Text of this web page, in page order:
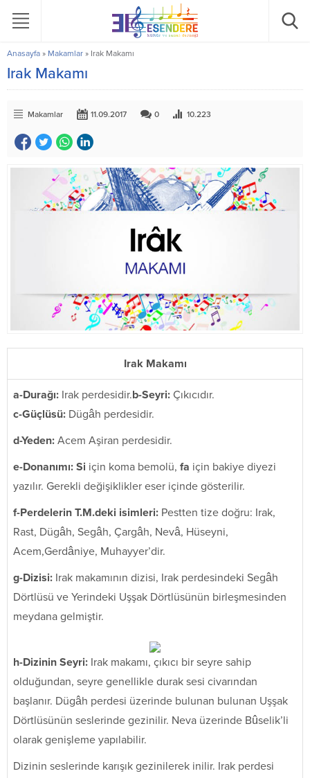
Anasayfa » Makamlar » Irak Makamı
Irak Makamı
Makamlar 11.09.2017 0 10.223
Irak Makamı
a-Durağı: Irak perdesidir.b-Seyri: Çıkıcıdır.
c-Güçlüsü: Dügâh perdesidir.
d-Yeden: Acem Aşiran perdesidir.
e-Donanımı: Si için koma bemolü, fa için bakiye diyezi
yazılır. Gerekli değişiklikler eser içinde gösterilir.
f-Perdelerin T.M.deki isimleri: Pestten tize doğru: Irak,
Rast, Dügâh, Segâh, Çargâh, Nevâ, Hüseyni,
Acem,Gerdâniye, Muhayyer’dir.
g-Dizisi: Irak makamının dizisi, Irak perdesindeki Segâh
Dörtlüsü ve Yerindeki Uşşak Dörtlüsünün birleşmesinden
meydana gelmiştir.
h-Dizinin Seyri: Irak makamı, çıkıcı bir seyre sahip
olduğundan, seyre genellikle durak sesi civarından
başlanır. Dügâh perdesi üzerinde bulunan bulunan Uşşak
Dörtlüsünün seslerinde gezinilir. Neva üzerinde Bûselik’li
olarak genişleme yapılabilir.
Dizinin seslerinde karışık gezinilerek inilir. Irak perdesi